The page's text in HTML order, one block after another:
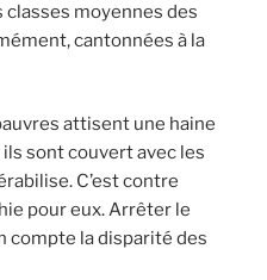
moyennes des
cantonnées à la
attisent une haine
sont couvert avec les
C’est contre
pour eux. Arrêter le
compte la disparité des